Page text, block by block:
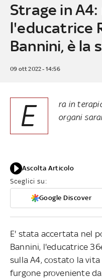
Strage in
l'educatrice
Bannini, è
09 ott 2022 - 14:56
E
ra in
organi
Ascolta Articolo
Sceglici su:
Google Discover
E' stata accertata nel
Bannini, l'educatrice
sulla A4, costato la
furgone proveniente